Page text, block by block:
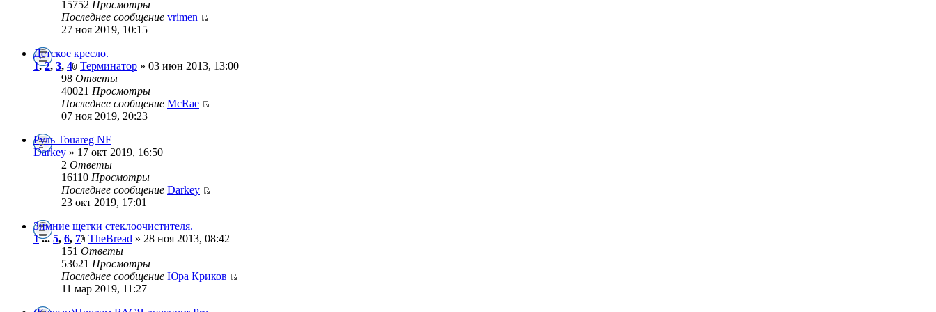
15752 Просмотры
Последнее сообщение vrimen
27 ноя 2019, 10:15
Детское кресло.
1,2, 3, 4 Терминатор » 03 июн 2013, 13:00
98 Ответы
40021 Просмотры
Последнее сообщение McRae
07 ноя 2019, 20:23
Руль Touareg NF
Darkey » 17 окт 2019, 16:50
2 Ответы
16110 Просмотры
Последнее сообщение Darkey
23 окт 2019, 17:01
Зимние щетки стеклоочистителя.
1...5, 6, 7 TheBread » 28 ноя 2013, 08:42
151 Ответы
53621 Просмотры
Последнее сообщение Юра Криков
11 мар 2019, 11:27